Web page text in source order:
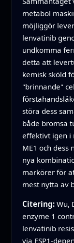
metabol
möjliggör
lenvatinib
undkomma
detta att
kemisk sköld
"brinnande"
störa dess
både bromsa
effektivt igen i
ME1 och
nya
markörer för
mest nytta av
Citering: Wu,
enzyme 1
lenvatinib
via FSP1-